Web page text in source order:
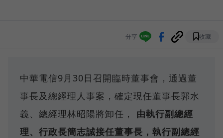
分享 收藏
中華電信9月30日召開臨時董事會，通過董
事長及總經理人事案，確定現任董事長郭水
義、總經理林昭陽將卸任， 由執行副總經
理、行政長簡志誠接任董事長，執行副總經